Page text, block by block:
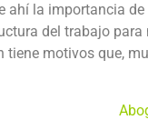
la importancia
del trabajo
motivos que,